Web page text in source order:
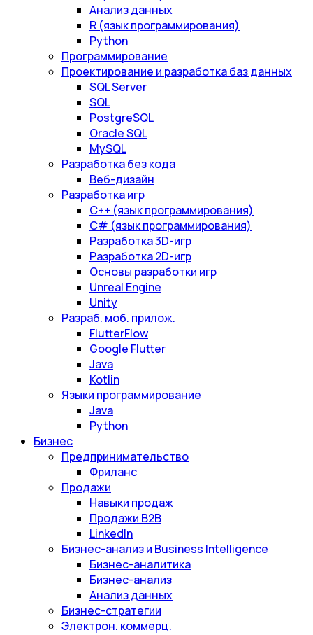
Анализ данных
R (язык программирования)
Python
Программирование
Проектирование и разработка баз данных
SQL Server
SQL
PostgreSQL
Oracle SQL
MySQL
Разработка без кода
Веб-дизайн
Разработка игр
С++ (язык программирования)
С# (язык программирования)
Разработка 3D-игр
Разработка 2D-игр
Основы разработки игр
Unreal Engine
Unity
Разраб. моб. прилож.
FlutterFlow
Google Flutter
Java
Kotlin
Языки программирование
Java
Python
Бизнес
Предпринимательство
Фриланс
Продажи
Навыки продаж
Продажи B2B
LinkedIn
Бизнес-анализ и Business Intelligence
Бизнес-аналитика
Бизнес-анализ
Анализ данных
Бизнес-стратегии
Электрон. коммерц.